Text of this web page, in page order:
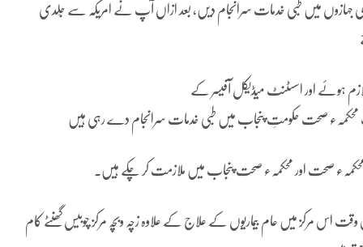
جہازوں میں طبی خدمات سرانجام دیں، بعد ازاں آپ نے امریکہ سے جِلدی
ہوئے اور اسسٹنٹ میڈیکل آفیسر کے
محکمہء صحت حکومتِ پنجاب میں طبی خدمات سرانجام دے رہی ہیں
محکمہء صحت اور محکمہء صحت پنجاب میں ملازمت کر چکے ہیں۔
اس مرکز میں عام بیماریوں کے علاج کے علاوہ زچہ وبچہ مرکز چوبیس گھنٹے کام